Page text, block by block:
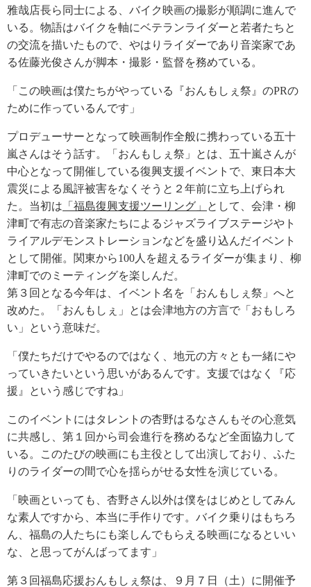
雅哉店長ら同士による、バイク映画の撮影が順調に進んで
いる。物語はバイクを軸にベテランライダーと若者たちと
の交流を描いたもので、やはりライダーであり音楽家であ
る佐藤光俊さんが脚本・撮影・監督を務めている。
「この映画は僕たちがやっている『おんもしぇ祭』のPRの
ために作っているんです」
プロデューサーとなって映画制作全般に携わっている五十
嵐さんはそう話す。「おんもしぇ祭」とは、五十嵐さんが
中心となって開催している復興支援イベントで、東日本大
震災による風評被害をなくそうと２年前に立ち上げられ
た。当初は 「福島復興支援ツーリング」
として、会津・柳
津町で有志の音楽家たちによるジャズライブステージやト
ライアルデモンストレーションなどを盛り込んだイベント
として開催。関東から100人を超えるライダーが集まり、柳
津町でのミーティングを楽しんだ。
第３回となる今年は、イベント名を「おんもしぇ祭」へと
改めた。「おんもしぇ」とは会津地方の方言で「おもしろ
い」という意味だ。
「僕たちだけでやるのではなく、地元の方々とも一緒にや
っていきたいという思いがあるんです。支援ではなく『応
援』という感じですね」
このイベントにはタレントの杏野はるなさんもその心意気
に共感し、第１回から司会進行を務めるなど全面協力して
いる。このたびの映画にも主役として出演しており、ふた
りのライダーの間で心を揺らがせる女性を演じている。
「映画といっても、杏野さん以外は僕をはじめとしてみん
な素人ですから、本当に手作りです。バイク乗りはもちろ
ん、福島の人たちにも楽しんでもらえる映画になるといい
な、と思ってがんばってます」
第３回福島応援おんもしぇ祭は、９月７日（土）に開催予